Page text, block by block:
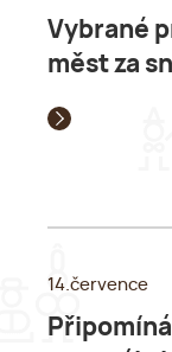
Vybrané
měst za
14.července